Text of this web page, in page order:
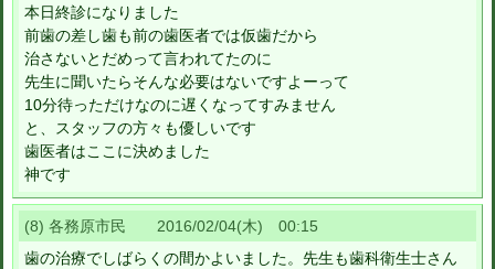
本日終診になりました
前歯の差し歯も前の歯医者では仮歯だから
治さないとだめって言われてたのに
先生に聞いたらそんな必要はないですよーって
10分待っただけなのに遅くなってすみません
と、スタッフの方々も優しいです
歯医者はここに決めました
神です
(8) 各務原市民 2016/02/04(木) 00:15
歯の治療でしばらくの間かよいました。先生も歯科衛生士さん